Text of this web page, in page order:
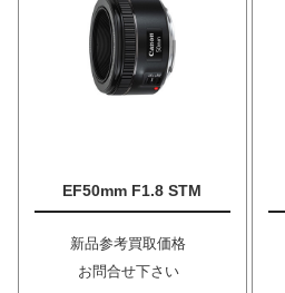
EF50mm F1.8 STM
新品参考買取価格
お問合せ下さい